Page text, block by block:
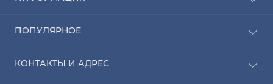
Оплата
О компании
ПОПУЛЯРНОЕ
Насосы для воды
КОНТАКТЫ И АДРЕС